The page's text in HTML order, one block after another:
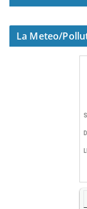
La Meteo/